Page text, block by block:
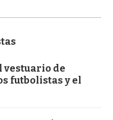
vestuario de
futbolistas y el